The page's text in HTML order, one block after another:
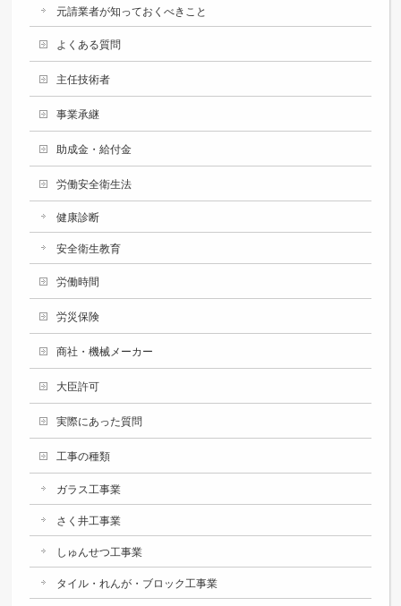
元請業者が知っておくべきこと
よくある質問
主任技術者
事業承継
助成金・給付金
労働安全衛生法
健康診断
安全衛生教育
労働時間
労災保険
商社・機械メーカー
大臣許可
実際にあった質問
工事の種類
ガラス工事業
さく井工事業
しゅんせつ工事業
タイル・れんが・ブロック工事業